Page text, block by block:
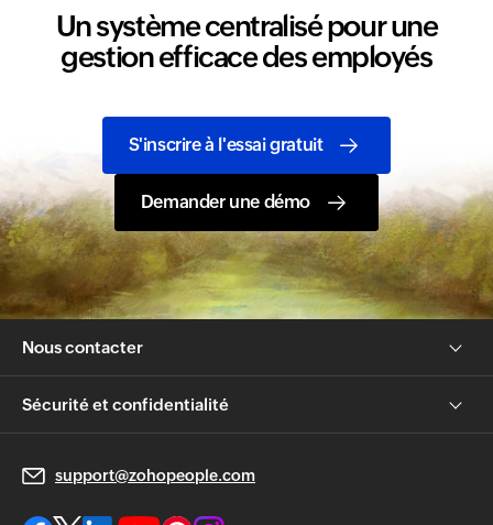
Un système centralisé pour une
gestion efficace des employés
S'inscrire à l'essai gratuit
Demander une démo
Nous contacter
Sécurité et confidentialité
support@zohopeople.com